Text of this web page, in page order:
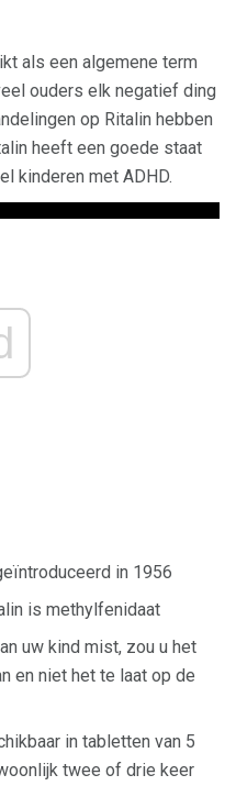
als een algemene term
ouders elk negatief ding
op Ritalin hebben
heeft een goede staat
kinderen met ADHD.
in 1956
is methylfenidaat
uw kind mist, zou u het
en niet het te laat op de
in tabletten van 5
twee of drie keer